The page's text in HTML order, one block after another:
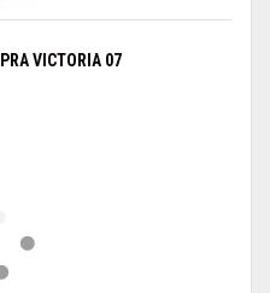
VICTORIA 07